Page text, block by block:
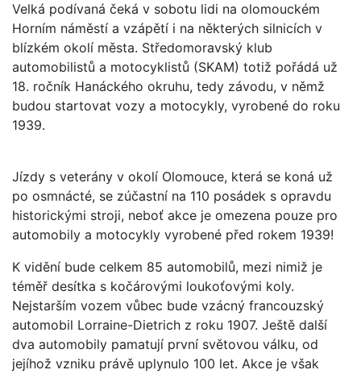
Velká podívaná čeká v sobotu lidi na olomouckém
Horním náměstí a vzápětí i na některých silnicích v
blízkém okolí města. Středomoravský klub
automobilistů a motocyklistů (SKAM) totiž pořádá už
18. ročník Hanáckého okruhu, tedy závodu, v němž
budou startovat vozy a motocykly, vyrobené do roku
1939.
Jízdy s veterány v okolí Olomouce, která se koná už
po osmnácté, se zúčastní na 110 posádek s opravdu
historickými stroji, neboť akce je omezena pouze pro
automobily a motocykly vyrobené před rokem 1939!
K vidění bude celkem 85 automobilů, mezi nimiž je
téměř desítka s kočárovými loukoťovými koly.
Nejstarším vozem vůbec bude vzácný francouzský
automobil Lorraine-Dietrich z roku 1907. Ještě další
dva automobily pamatují první světovou válku, od
jejíhož vzniku právě uplynulo 100 let. Akce je však